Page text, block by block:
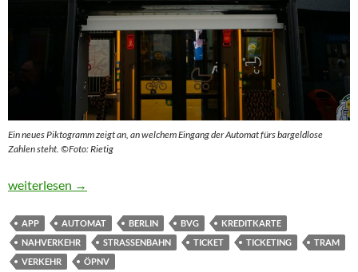
Ein neues Piktogramm zeigt an, an welchem Eingang der Automat fürs bargeldlose
Zahlen steht. ©Foto: Rietig
Wie eine App, nur größer
weiterlesen →
APP AUTOMAT BERLIN BVG
KREDITKARTE
NAHVERKEHR
STRASSENBAHN TICKET TICKETING
TRAM
VERKEHR
ÖPNV